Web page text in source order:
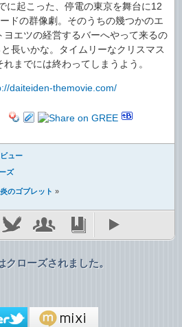
に起こった、停電の東京を舞台に12
ドの群像劇。そのうちの幾つかのエ
ヨエツの経営するバーへやって来るの
長いかな。タイムリーなクリスマス
までには終わってしまうよう。
daiteiden-themovie.com/
ュー
ズ
のゴブレット »
クローズされました。